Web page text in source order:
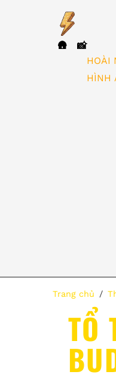
🛖
📸
HOÀI
HÌNH
Trang chủ
TỔ